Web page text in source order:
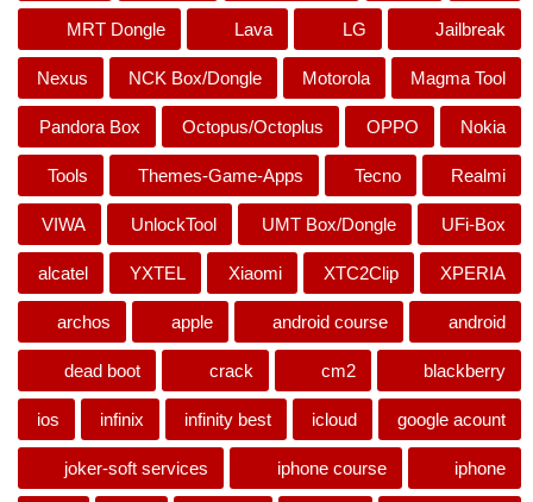
Jailbreak
LG
Lava
MRT Dongle
Magma Tool
Motorola
NCK Box/Dongle
Nexus
Nokia
OPPO
Octopus/Octoplus
Pandora Box
Realmi
Tecno
Themes-Game-Apps
Tools
UFi-Box
UMT Box/Dongle
UnlockTool
VIWA
XPERIA
XTC2Clip
Xiaomi
YXTEL
alcatel
android
android course
apple
archos
blackberry
cm2
crack
dead boot
google acount
icloud
infinity best
infinix
ios
iphone
iphone course
joker-soft services